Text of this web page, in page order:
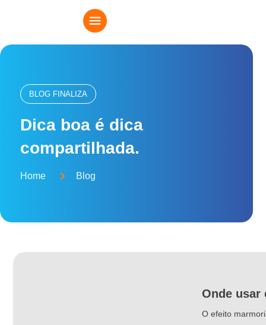
BLOG FINALIZA
Dica boa é dica
compartilhada.
Home Blog
Onde usar
O efeito